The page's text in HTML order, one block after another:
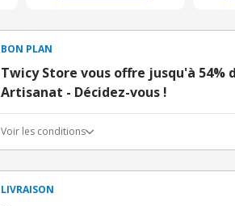
BON PLAN
Twicy Store vous offre jusqu'à 54%
Artisanat - Décidez-vous !
Voir les conditions
LIVRAISON